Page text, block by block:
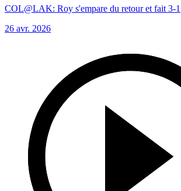
COL@LAK: Roy s'empare du retour et fait 3-1
26 avr. 2026